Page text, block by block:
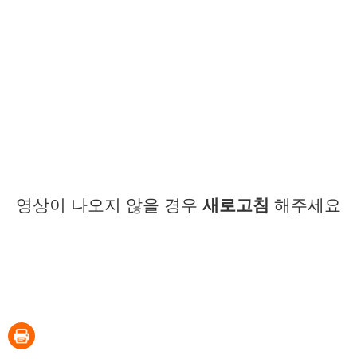
영상이 나오지 않을 경우 새로고침 해주세요